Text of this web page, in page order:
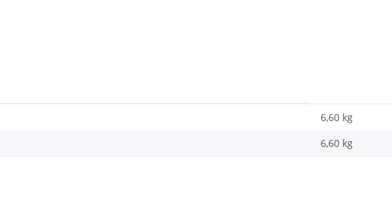
6,60 kg
6,60 kg